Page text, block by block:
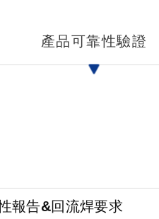
產品可靠性驗證
報告&回流焊要求